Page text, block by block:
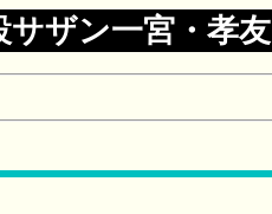
ザン一宮・孝友